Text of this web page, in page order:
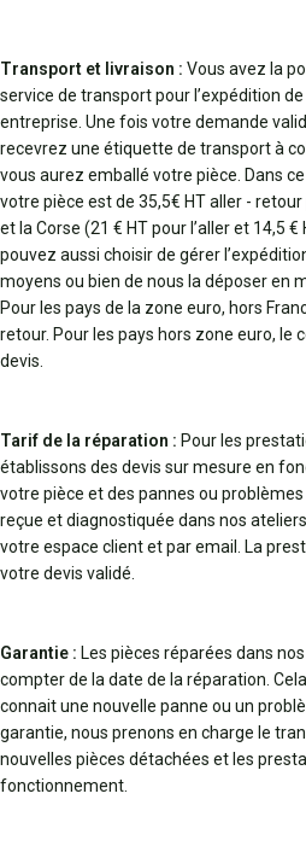
Transport et livraison : Vous avez la
service de transport pour l’expédition
entreprise. Une fois votre demande
recevrez une étiquette de transport à
vous aurez emballé votre pièce. Dans
votre pièce est de 35,5€ HT aller -
et la Corse (21 € HT pour l’aller et 14,5
pouvez aussi choisir de gérer
moyens ou bien de nous la déposer en
Pour les pays de la zone euro, hors
retour. Pour les pays hors zone euro, le
devis.
Tarif de la réparation : Pour les
établissons des devis sur mesure en
votre pièce et des pannes ou
reçue et diagnostiquée dans nos
votre espace client et par email. La
votre devis validé.
Garantie : Les pièces réparées dans
compter de la date de la réparation.
connait une nouvelle panne ou un
garantie, nous prenons en charge le
nouvelles pièces détachées et les
fonctionnement.